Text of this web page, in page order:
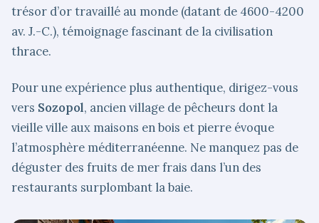
trésor d’or travaillé au monde (datant de 4600-4200
av. J.-C.), témoignage fascinant de la civilisation
thrace.
Pour une expérience plus authentique, dirigez-vous
vers Sozopol, ancien village de pêcheurs dont la
vieille ville aux maisons en bois et pierre évoque
l’atmosphère méditerranéenne. Ne manquez pas de
déguster des fruits de mer frais dans l’un des
restaurants surplombant la baie.